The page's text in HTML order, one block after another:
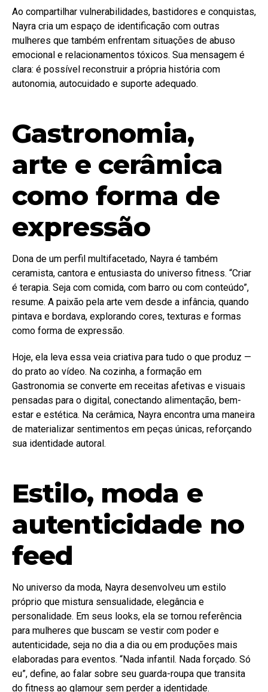
Ao compartilhar vulnerabilidades, bastidores e conquistas,
Nayra cria um espaço de identificação com outras
mulheres que também enfrentam situações de abuso
emocional e relacionamentos tóxicos. Sua mensagem é
clara: é possível reconstruir a própria história com
autonomia, autocuidado e suporte adequado.
Gastronomia,
arte e cerâmica
como forma de
expressão
Dona de um perfil multifacetado, Nayra é também
ceramista, cantora e entusiasta do universo fitness. “Criar
é terapia. Seja com comida, com barro ou com conteúdo”,
resume. A paixão pela arte vem desde a infância, quando
pintava e bordava, explorando cores, texturas e formas
como forma de expressão.
Hoje, ela leva essa veia criativa para tudo o que produz —
do prato ao vídeo. Na cozinha, a formação em
Gastronomia se converte em receitas afetivas e visuais
pensadas para o digital, conectando alimentação, bem-
estar e estética. Na cerâmica, Nayra encontra uma maneira
de materializar sentimentos em peças únicas, reforçando
sua identidade autoral.
Estilo, moda e
autenticidade no
feed
No universo da moda, Nayra desenvolveu um estilo
próprio que mistura sensualidade, elegância e
personalidade. Em seus looks, ela se tornou referência
para mulheres que buscam se vestir com poder e
autenticidade, seja no dia a dia ou em produções mais
elaboradas para eventos. “Nada infantil. Nada forçado. Só
eu”, define, ao falar sobre seu guarda-roupa que transita
do fitness ao glamour sem perder a identidade.